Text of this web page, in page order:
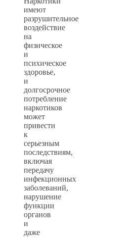
имеют
разрушительное
воздействие
на
физическое
и
психическое
здоровье,
и
долгосрочное
потребление
наркотиков
может
привести
к
серьезным
последствиям,
включая
передачу
инфекционных
заболеваний,
нарушение
функции
органов
и
даже